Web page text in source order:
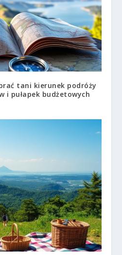
tani kierunek podróży
i pułapek budżetowych